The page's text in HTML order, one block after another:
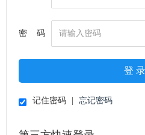
密 码
登 录
记住密码 忘记密码